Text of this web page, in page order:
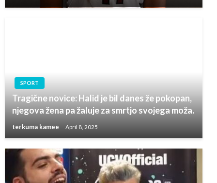
SPORT
Tragične novice: Halid je bil danes že pokopan,
njegova žena pa žaluje za smrtjo svojega moža.
terkuma kamee April 8, 2025